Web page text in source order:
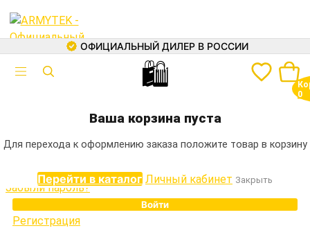
0
ОФИЦИАЛЬНЫЙ ДИЛЕР В РОССИИ
🛍
Ваша корзина пуста
Для перехода к оформлению заказа положите товар в корзину
Перейти в каталог Личный кабинет Закрыть
Авторизация
Забыли пароль?
Войти
Регистрация